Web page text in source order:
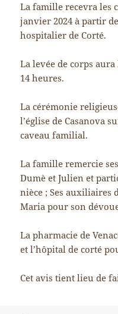
La famille recevra les
janvier 2024 à partir
hospitalier de Corté.
La levée de corps
14 heures.
La cérémonie
l’église de Casanova
caveau familial.
La famille remercie
Dumè et Julien et
nièce ; Ses auxiliaires
Maria pour son
La pharmacie de
et l’hôpital de corté
Cet avis tient lieu de